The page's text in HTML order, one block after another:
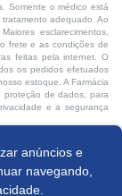
anúncios e
navegando,
Somente o médico está
adequado. Ao
esclarecimentos,
frete e as condições de
feitas pela internet. O
os pedidos efetuados
estoque. A Farmácia
proteção de dados, para
e a segurança